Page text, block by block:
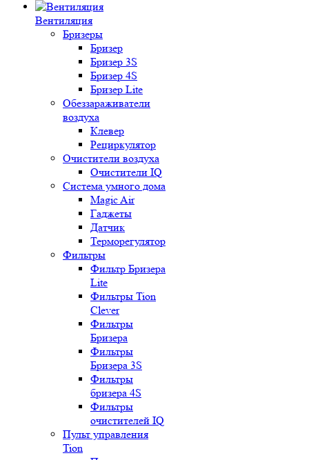
Вентиляция
Бризеры
Бризер
Бризер 3S
Бризер 4S
Бризер Lite
Обеззараживатели
воздуха
Клевер
Рециркулятор
Очистители воздуха
Очистители IQ
Система умного дома
Magic Air
Гаджеты
Датчик
Терморегулятор
Фильтры
Фильтр Бризера
Lite
Фильтры Tion
Clever
Фильтры
Бризера
Фильтры
Бризера 3S
Фильтры
бризера 4S
Фильтры
очистителей IQ
Пульт управления
Tion